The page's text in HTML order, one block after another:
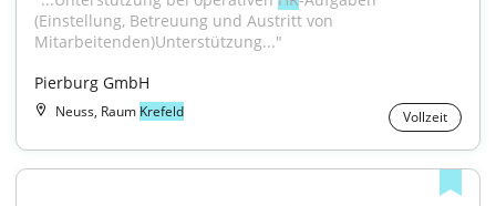
(Einstellung, Betreuung und Austritt von
Mitarbeitenden)Unterstützung..."
Pierburg GmbH
Neuss, Raum Krefeld Vollzeit